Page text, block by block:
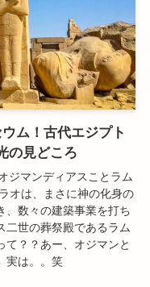
ム！古代エジプト
の見どころ
ジマンディアスことラム
オは、まさに神の化身の
、数々の建築事業を打ち
二世の葬祭殿であるラム
て？？あー、オジマンと
実は。。笑